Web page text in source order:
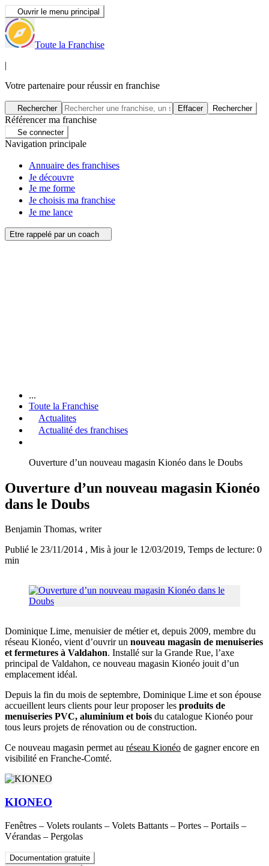
Ouvrir le menu principal
Toute la Franchise
|
Votre partenaire pour réussir en franchise
Rechercher Effacer Rechercher
Référencer ma franchise
Se connecter
Navigation principale
Annuaire des franchises
Je découvre
Je me forme
Je choisis ma franchise
Je me lance
Etre rappelé par un coach
...
Toute la Franchise
Actualites
Actualité des franchises
Ouverture d’un nouveau magasin Kionéo dans le Doubs
Ouverture d’un nouveau magasin Kionéo
dans le Doubs
Benjamin Thomas, writer
Publié le 23/11/2014 , Mis à jour le 12/03/2019, Temps de lecture: 0
min
Dominique Lime, menuisier de métier et, depuis 2009, membre du
réseau Kionéo, vient d’ouvrir un nouveau magasin de menuiseries
et fermetures à Valdahon. Installé sur la Grande Rue, l’axe
principal de Valdahon, ce nouveau magasin Kionéo jouit d’un
emplacement idéal.
Depuis la fin du mois de septembre, Dominique Lime et son épouse
accueillent leurs clients pour leur proposer les produits de
menuiseries PVC, aluminium et bois du catalogue Kionéo pour
tous leurs projets de rénovation ou de construction.
Ce nouveau magasin permet au réseau Kionéo de gagner encore en
visibilité en Franche-Comté.
KIONEO
Fenêtres – Volets roulants – Volets Battants – Portes – Portails –
Vérandas – Pergolas
Documentation gratuite